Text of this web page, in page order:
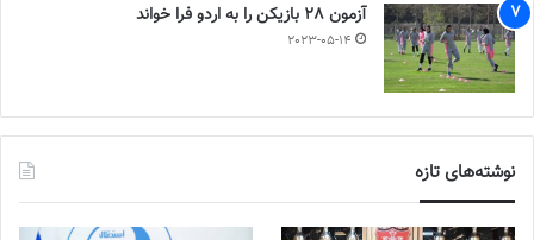
آزمون 28 بازیکن را به اردو فرا خواند
2023-05-14
نوشته‌های تازه